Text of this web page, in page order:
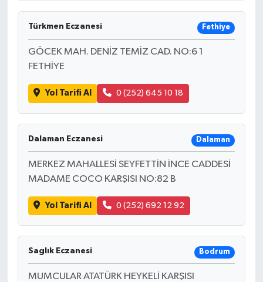
Türkmen Eczanesi Fethiye
GÖCEK MAH. DENİZ TEMİZ CAD. NO:6 1
FETHİYE
Yol Tarifi Al 0 (252) 645 10 18
Dalaman Eczanesi Dalaman
MERKEZ MAHALLESİ SEYFETTİN İNCE CADDESİ
MADAME COCO KARŞISI NO:82 B
Yol Tarifi Al 0 (252) 692 12 92
Saglık Eczanesi Bodrum
MUMCULAR ATATÜRK HEYKELİ KARŞISI